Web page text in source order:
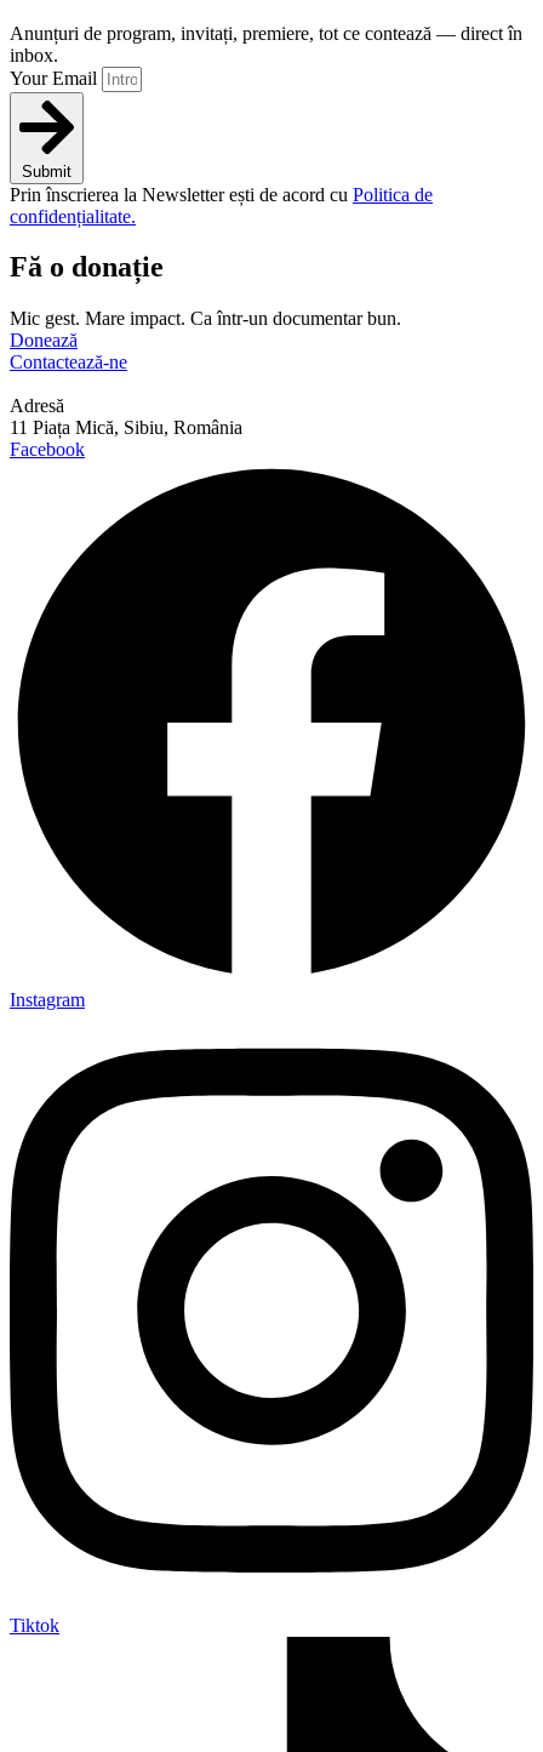
Anunțuri de program, invitați, premiere, tot ce contează — direct în
inbox.
Your Email
Submit
Prin înscrierea la Newsletter ești de acord cu Politica de
confidențialitate.
Fă o donație
Mic gest. Mare impact. Ca într-un documentar bun.
Donează
Contactează-ne
Adresă
11 Piața Mică, Sibiu, România
Facebook
Instagram
Tiktok